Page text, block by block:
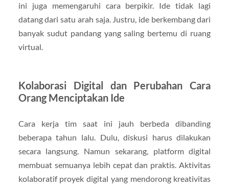
ini juga memengaruhi cara berpikir. Ide tidak lagi
datang dari satu arah saja. Justru, ide berkembang dari
banyak sudut pandang yang saling bertemu di ruang
virtual.
Kolaborasi Digital dan Perubahan Cara
Orang Menciptakan Ide
Cara kerja tim saat ini jauh berbeda dibanding
beberapa tahun lalu. Dulu, diskusi harus dilakukan
secara langsung. Namun sekarang, platform digital
membuat semuanya lebih cepat dan praktis. Aktivitas
kolaboratif proyek digital yang mendorong kreativitas